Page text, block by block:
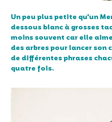
Un peu plus petite qu'un
dessous blanc à grosses
moins souvent car elle
des arbres pour lancer
de différentes phrases
quatre fois.